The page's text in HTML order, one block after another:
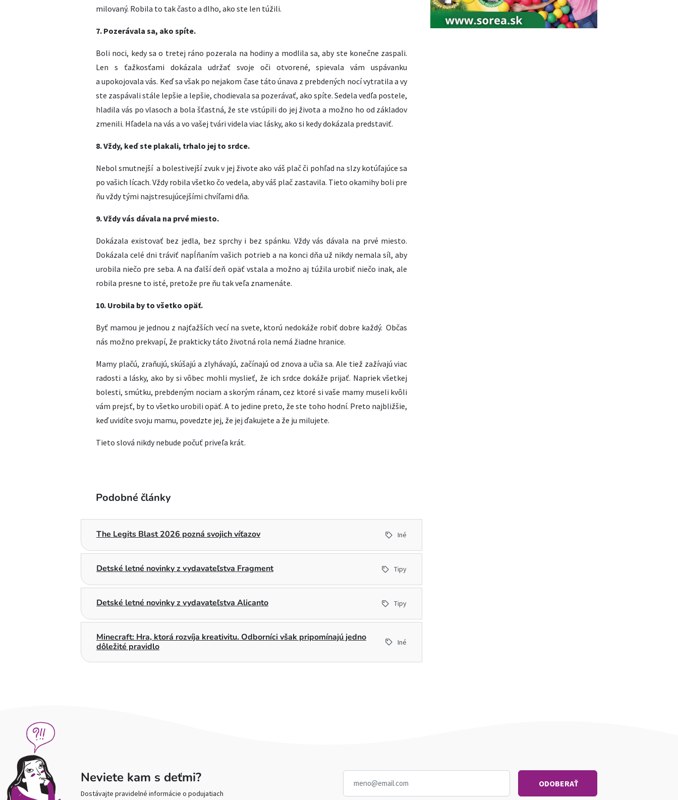
milovaný. Robila to tak často a dlho, ako ste len túžili.
7. Pozerávala sa, ako spíte.
Boli noci, kedy sa o tretej ráno pozerala na hodiny a modlila sa, aby ste konečne zaspali.
Len s ťažkosťami dokázala udržať svoje oči otvorené, spievala vám uspávanku
a upokojovala vás. Keď sa však po nejakom čase táto únava z prebdených nocí vytratila a vy
ste zaspávali stále lepšie a lepšie, chodievala sa pozerávať, ako spíte. Sedela vedľa postele,
hladila vás po vlasoch a bola šťastná, že ste vstúpili do jej života a možno ho od základov
zmenili. Hľadela na vás a vo vašej tvári videla viac lásky, ako si kedy dokázala predstaviť.
8. Vždy, keď ste plakali, trhalo jej to srdce.
Nebol smutnejší a bolestivejší zvuk v jej živote ako váš plač či pohľad na slzy kotúľajúce sa
po vašich lícach. Vždy robila všetko čo vedela, aby váš plač zastavila. Tieto okamihy boli pre
ňu vždy tými najstresujúcejšími chvíľami dňa.
9. Vždy vás dávala na prvé miesto.
Dokázala existovať bez jedla, bez sprchy i bez spánku. Vždy vás dávala na prvé miesto.
Dokázala celé dni tráviť napĺňaním vašich potrieb a na konci dňa už nikdy nemala síl, aby
urobila niečo pre seba. A na ďalší deň opäť vstala a možno aj túžila urobiť niečo inak, ale
robila presne to isté, pretože pre ňu tak veľa znamenáte.
10. Urobila by to všetko opäť.
Byť mamou je jednou z najťažších vecí na svete, ktorú nedokáže robiť dobre každý. Občas
nás možno prekvapí, že prakticky táto životná rola nemá žiadne hranice.
Mamy plačú, zraňujú, skúšajú a zlyhávajú, začínajú od znova a učia sa. Ale tiež zažívajú viac
radosti a lásky, ako by si vôbec mohli myslieť, že ich srdce dokáže prijať. Napriek všetkej
bolesti, smútku, prebdeným nociam a skorým ránam, cez ktoré si vaše mamy museli kvôli
vám prejsť, by to všetko urobili opäť. A to jedine preto, že ste toho hodní. Preto najbližšie,
keď uvidíte svoju mamu, povedzte jej, že jej ďakujete a že ju milujete.
Tieto slová nikdy nebude počuť priveľa krát.
Podobné články
The Legits Blast 2026 pozná svojich víťazov Iné
Detské letné novinky z vydavateľstva Fragment Tipy
Detské letné novinky z vydavateľstva Alicanto Tipy
Minecraft: Hra, ktorá rozvíja kreativitu. Odborníci však pripomínajú jedno
dôležité pravidlo
Iné
Neviete kam s deťmi?
Dostávajte pravidelné informácie o podujatiach